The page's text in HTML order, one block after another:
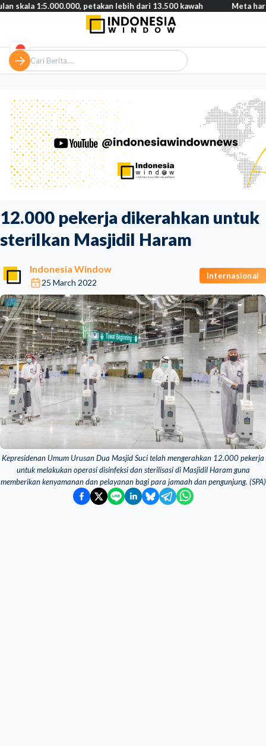
12.000 pekerja dikerahkan untuk
sterilkan Masjidil Haram
Indonesia Window
25 March 2022
Internasional
Kepresidenan Umum Urusan Dua Masjid Suci telah mengerahkan 12.000 pekerja
untuk melakukan operasi disinfeksi dan sterilisasi di Masjidil Haram guna
memberikan kenyamanan dan pelayanan bagi para jamaah dan pengunjung. (SPA)
petakan lebih dari 13.500 kawah Meta harus bayar